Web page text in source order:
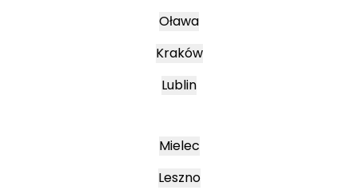
Oława
Kraków
Lublin
Mielec
Leszno